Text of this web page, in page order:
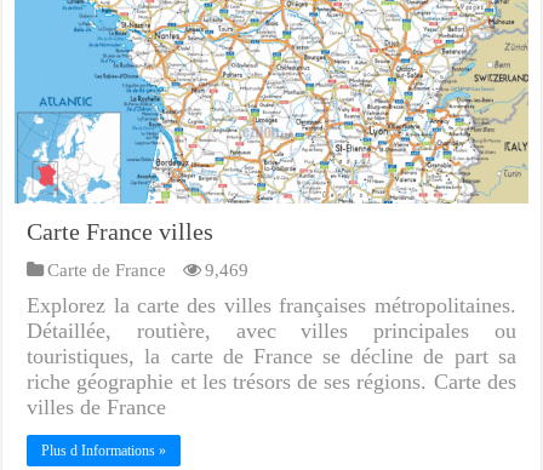
Carte France villes
Carte de France 9,469
Explorez la carte des villes françaises métropolitaines.
Détaillée, routière, avec villes principales ou
touristiques, la carte de France se décline de part sa
riche géographie et les trésors de ses régions. Carte des
villes de France
Plus d Informations »